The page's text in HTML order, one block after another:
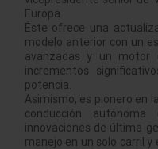
Europa.
Éste ofrece una
modelo anterior con un
avanzadas y un motor
incrementos
potencia.
Asimismo, es pionero en
conducción
innovaciones de última
manejo en un solo carril